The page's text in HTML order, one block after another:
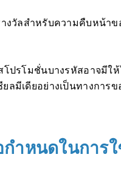
างวัลสำหรับความคืบหน้า
ปรโมชั่นบางรหัสอาจมีใ
ลมีเดียอย่างเป็นทางการข
ำหนดในการ